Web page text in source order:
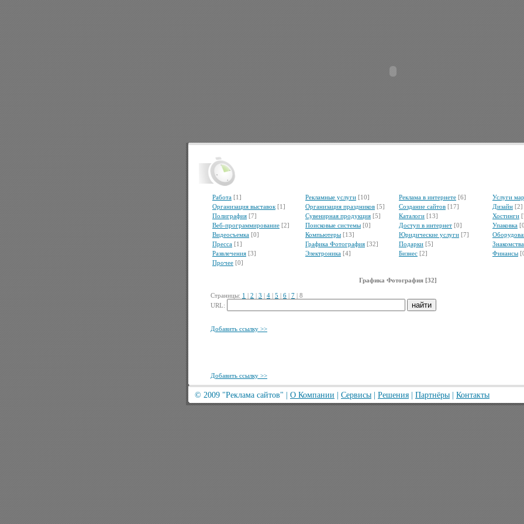
Работа [1] Рекламные услуги [10] Реклама в интернете [6] Услуги
Организация выставок [1] Организация праздников [5] Создание сайтов [17] Дизайн [2]
Полиграфия [7] Сувенирная продукция [5] Каталоги [13] Хостинги
Веб-программирование [2] Поисковые системы [0] Доступ в интернет [0] Упаковка
Видеосъемка [0] Компьютеры [13] Юридические услуги [7]
Пресса [1] Графика Фотография [32] Подарки [5] Знакомства
Развлечения [3] Электроника [4] Бизнес [2] Финансы
Прочее [0]
Графика Фотография [32]
Страницы: 1 2 3 4 5 6 7
8
URL:
Добавить ссылку >>
Добавить ссылку >>
© 2009 "Реклама сайтов" О Компании Сервисы Решения Партнёры Контакты